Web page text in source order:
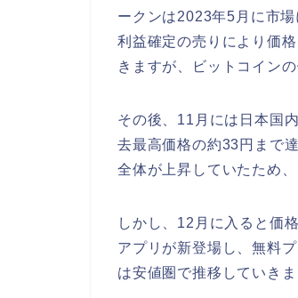
ークンは2023年5月に市
利益確定の売りにより価
きますが、ビットコイン
その後、11月には日本国
去最高価格の約33円まで
全体が上昇していたため
しかし、12月に入ると価
アプリが新登場し、無料
は安値圏で推移していきま